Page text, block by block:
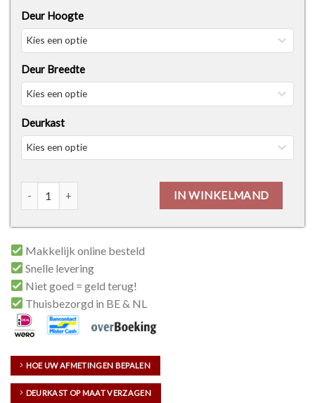
Deur Hoogte
Deur Breedte
Deurkast
IN WINKELMAND
Thys Serie 4 Panel - Mat Glas aantal
Makkelijk online besteld
Snelle levering
Niet goed = geld terug!
Thuisbezorgd in BE & NL
HOE UW AFMETINGEN BEPALEN
DEURKAST OP MAAT VERZAGEN